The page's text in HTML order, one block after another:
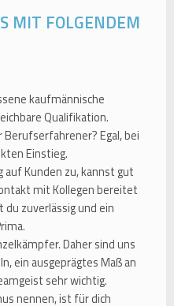
MIT FOLGENDEM
kaufmännische
Qualifikation.
Egal, bei
Einstieg.
Kunden zu, kannst gut
mit Kollegen bereitet
du zuverlässig und ein
Daher sind uns
ein ausgeprägtes Maß an
sehr wichtig.
nennen, ist für dich